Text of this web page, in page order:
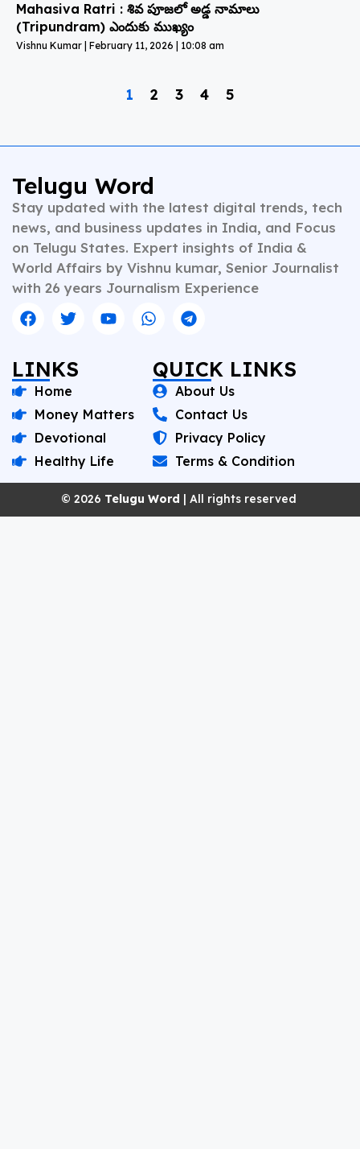
Mahasiva Ratri : శివ పూజలో అడ్డ నామాలు
(Tripundram) ఎందుకు ముఖ్యం
Vishnu Kumar February 11, 2026 10:08 am
1 2 3 4 5
Telugu Word
Stay updated with the latest digital trends, tech
news, and business updates in India, and Focus
on Telugu States. Expert insights of India &
World Affairs by Vishnu kumar, Senior Journalist
with 26 years Journalism Experience
LINKS
Home
Money Matters
Devotional
Healthy Life
QUICK LINKS
About Us
Contact Us
Privacy Policy
Terms & Condition
© 2026 Telugu Word | All rights reserved